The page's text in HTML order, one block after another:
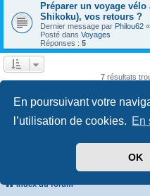
En poursuivant votre
l’utilisation de cookies. En
OK
Préparer un voyage
Shikoku), vos retours ?
Dernier message par Philou62 «
Posté dans Voyages
Réponses : 5
7 résultats
Index du forum
phpBB®